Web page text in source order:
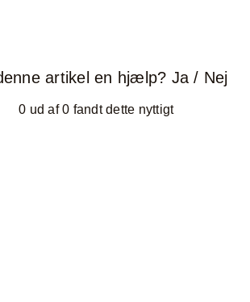
artikel en hjælp? Ja/ Nej
0 ud af 0 fandt dette nyttigt